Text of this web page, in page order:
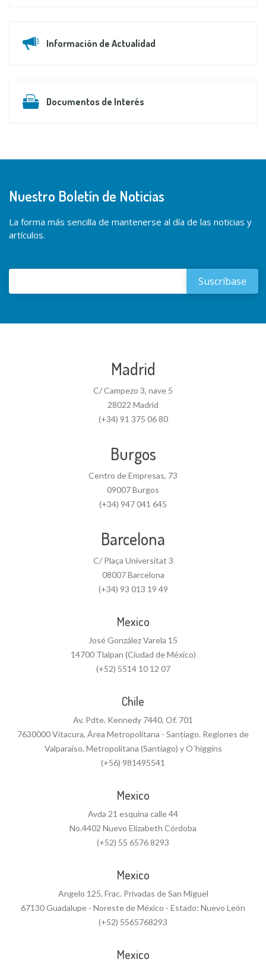
Información de Actualidad
Documentos de Interés
Nuestro Boletín de Noticias
La forma más sencilla de mantenerse al día de las noticias y
artículos.
Madrid
C/ Campezo 3, nave 5
28022 Madrid
(+34) 91 375 06 80
Burgos
Centro de Empresas, 73
09007 Burgos
(+34) 947 041 645
Barcelona
C/ Plaça Universitat 3
08007 Barcelona
(+34) 93 013 19 49
Mexico
José González Varela 15
14700 Tlalpan (Ciudad de México)
(+52) 5514 10 12 07
Chile
Av. Pdte. Kennedy 7440, Of. 701
7630000 Vitacura, Área Metropolitana - Santiago. Regiones de
Valparaíso, Metropolitana (Santiago) y O´higgins
(+56) 981495541
Mexico
Avda 21 esquina calle 44
No.4402 Nuevo Elizabeth Córdoba
(+52) 55 6576 8293
Mexico
Angelo 125, Frac. Privadas de San Miguel
67130 Guadalupe - Noreste de México - Estado: Nuevo León
(+52) 5565768293
Mexico